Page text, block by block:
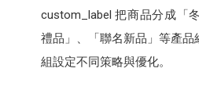
custom_label 把商品分成「
禮品」、「聯名新品」等產品
組設定不同策略與優化。